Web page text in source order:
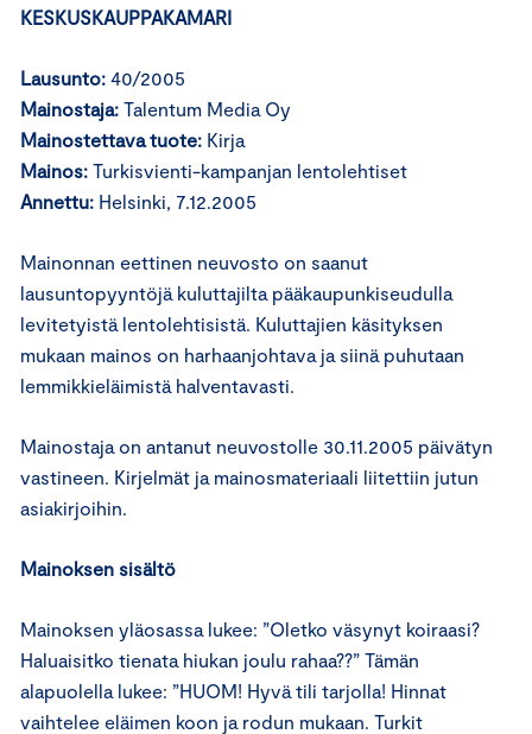
KESKUSKAUPPAKAMARI
Lausunto: 40/2005
Mainostaja: Talentum Media Oy
Mainostettava tuote: Kirja
Mainos: Turkisvienti-kampanjan lentolehtiset
Annettu: Helsinki, 7.12.2005
Mainonnan eettinen neuvosto on saanut
lausuntopyyntöjä kuluttajilta pääkaupunkiseudulla
levitetyistä lentolehtisistä. Kuluttajien käsityksen
mukaan mainos on harhaanjohtava ja siinä puhutaan
lemmikkieläimistä halventavasti.
Mainostaja on antanut neuvostolle 30.11.2005 päivätyn
vastineen. Kirjelmät ja mainosmateriaali liitettiin jutun
asiakirjoihin.
Mainoksen sisältö
Mainoksen yläosassa lukee: ”Oletko väsynyt koiraasi?
Haluaisitko tienata hiukan joulu rahaa??” Tämän
alapuolella lukee: ”HUOM! Hyvä tili tarjolla! Hinnat
vaihtelee eläimen koon ja rodun mukaan. Turkit